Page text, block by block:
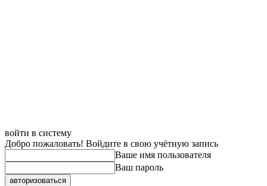
войти в систему
Добро пожаловать! Войдите в свою учётную запись
Ваше имя пользователя
Ваш пароль